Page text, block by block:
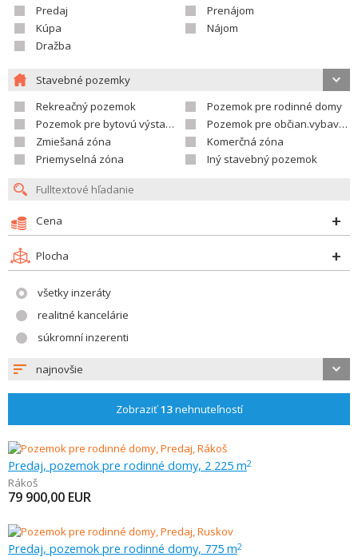
Predaj
Prenájom
Kúpa
Nájom
Dražba
Stavebné pozemky
Rekreačný pozemok
Pozemok pre rodinné domy
Pozemok pre bytovú výstavbu
Pozemok pre občian.vybavenosť
Zmiešaná zóna
Komerčná zóna
Priemyselná zóna
Iný stavebný pozemok
Cena
Plocha
všetky inzeráty
realitné kancelárie
súkromní inzerenti
najnovšie
Zobraziť13nehnuteľností
Predaj, pozemok pre rodinné domy, 2 225 m2
Rákoš
79 900,00 EUR
Predaj, pozemok pre rodinné domy, 775 m2